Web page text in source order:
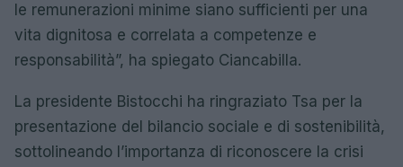
le remunerazioni minime siano sufficienti per una
vita dignitosa e correlata a competenze e
responsabilità”, ha spiegato Ciancabilla.
La presidente Bistocchi ha ringraziato Tsa per la
presentazione del bilancio sociale e di sostenibilità,
sottolineando l’importanza di riconoscere la crisi